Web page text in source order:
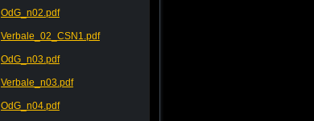
OdG_n02.pdf
Verbale_02_CSN1.pdf
OdG_n03.pdf
Verbale_n03.pdf
OdG_n04.pdf